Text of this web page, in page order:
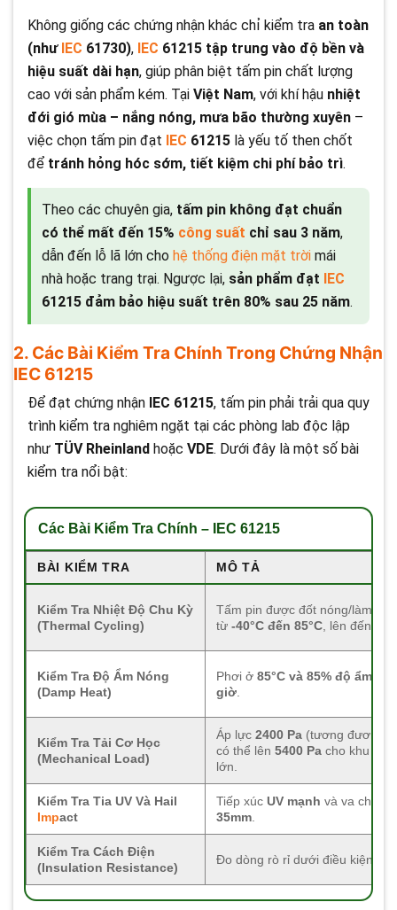
Không giống các chứng nhận khác chỉ kiểm tra an toàn
(như IEC 61730), IEC 61215 tập trung vào độ bền và
hiệu suất dài hạn, giúp phân biệt tấm pin chất lượng
cao với sản phẩm kém. Tại Việt Nam, với khí hậu nhiệt
đới gió mùa – nắng nóng, mưa bão thường xuyên –
việc chọn tấm pin đạt
IEC 61215 là yếu tố then chốt
để tránh hỏng hóc sớm, tiết kiệm chi phí bảo trì.
Theo các chuyên gia, tấm pin không đạt chuẩn
có thể mất đến 15% công suất chỉ sau 3 năm,
dẫn đến lỗ lã lớn cho hệ thống điện mặt trời mái
nhà hoặc trang trại. Ngược lại, sản phẩm đạt
IEC
61215 đảm bảo hiệu suất trên 80% sau 25 năm.
2. Các Bài Kiểm Tra Chính Trong Chứng Nhận
IEC 61215
Để đạt chứng nhận IEC 61215, tấm pin phải trải qua quy
trình kiểm tra nghiêm ngặt tại các phòng lab độc lập
như TÜV Rheinland hoặc VDE. Dưới đây là một số bài
kiểm tra nổi bật:
Các Bài Kiểm Tra Chính – IEC 61215
BÀI KIỂM TRA MÔ TẢ
Kiểm Tra Nhiệt Độ Chu Kỳ
(Thermal Cycling)
Tấm pin được đốt nóng/làm
từ -40°C đến 85°C, lên đến
Kiểm Tra Độ Ẩm Nóng
(Damp Heat)
Phơi ở 85°C và 85% độ ẩm
giờ.
Kiểm Tra Tải Cơ Học
(Mechanical Load)
Áp lực 2400 Pa (tương đương
có thể lên 5400 Pa cho khu vực
lớn.
Kiểm Tra Tia UV Và Hail
Impact
Tiếp xúc UV mạnh và va chạm
35mm.
Kiểm Tra Cách Điện
(Insulation Resistance)
Đo dòng rò rỉ dưới điều kiện ẩm.